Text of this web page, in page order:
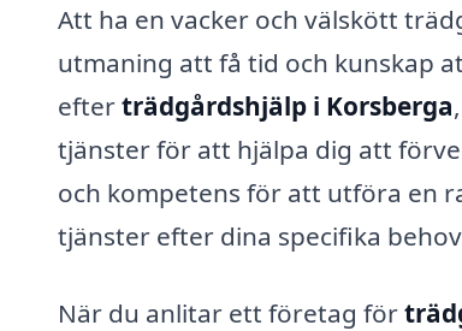
Att ha en vacker och välskött
utmaning att få tid och kunskap
efterträdgårdshjälp i Korsberga
tjänster för att hjälpa dig att
och kompetens för att utföra en
tjänster efter dina specifika
När du anlitar ett företag för